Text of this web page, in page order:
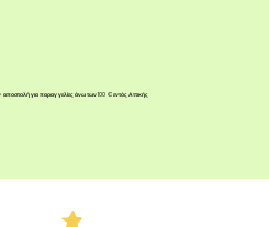
για παραγγελίες άνω των 100 € εντός Αττικής